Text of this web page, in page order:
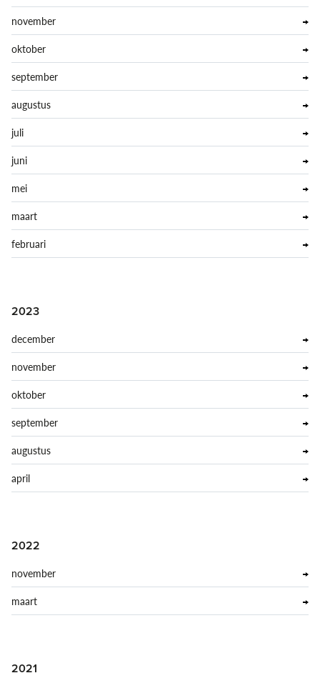
november
oktober
september
augustus
juli
juni
mei
maart
februari
2023
december
november
oktober
september
augustus
april
2022
november
maart
2021